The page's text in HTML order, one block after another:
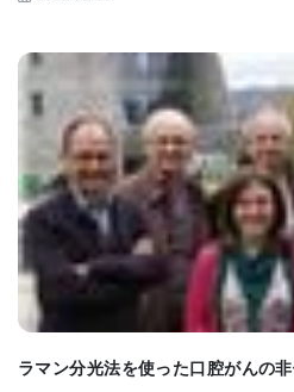
ラマン分光法を使った口腔がんの